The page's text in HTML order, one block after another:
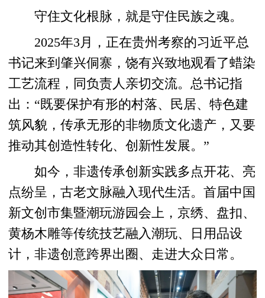
守住文化根脉，就是守住民族之魂。
2025年3月，正在贵州考察的习近平总
书记来到肇兴侗寨，饶有兴致地观看了蜡染
工艺流程，同负责人亲切交流。总书记指
出：“既要保护有形的村落、民居、特色建
筑风貌，传承无形的非物质文化遗产，又要
推动其创造性转化、创新性发展。”
如今，非遗传承创新实践多点开花、亮
点纷呈，古老文脉融入现代生活。首届中国
新文创市集暨潮玩游园会上，京绣、盘扣、
黄杨木雕等传统技艺融入潮玩、日用品设
计，非遗创意跨界出圈、走进大众日常。